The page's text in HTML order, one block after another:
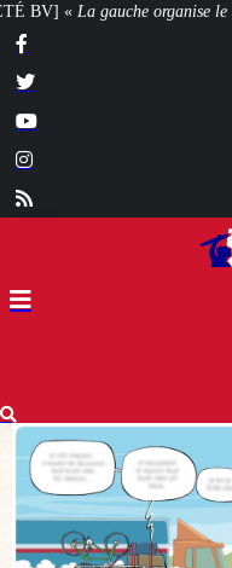
droit» [VOTRE AVIS] Yaël